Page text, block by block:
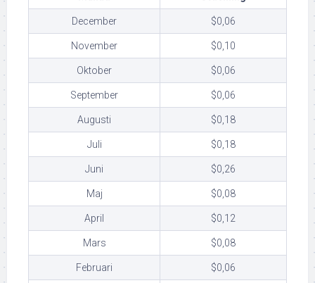
December $0,06
November $0,10
Oktober $0,06
September $0,06
Augusti $0,18
Juli $0,18
Juni $0,26
Maj $0,08
April $0,12
Mars $0,08
Februari $0,06